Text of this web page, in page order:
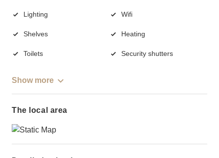
Lighting Wifi
Shelves Heating
Toilets Security shutters
Show more
The local area